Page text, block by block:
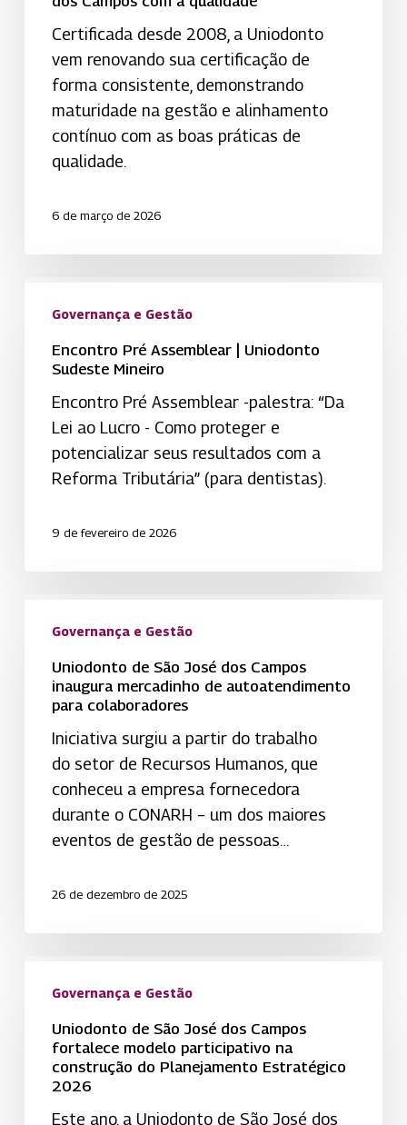
qualidade
Certificada desde 2008, a Uniodonto
vem renovando sua certificação de
forma consistente, demonstrando
maturidade na gestão e alinhamento
contínuo com as boas práticas de
qualidade.
6 de março de 2026
Governança e Gestão
Encontro Pré Assemblear | Uniodonto
Sudeste Mineiro
Encontro Pré Assemblear -palestra: “Da
Lei ao Lucro - Como proteger e
potencializar seus resultados com a
Reforma Tributária” (para dentistas).
9 de fevereiro de 2026
José
Campos
inaugura mercadinho de
autoatendimento
para
colaboradores
Governança e Gestão
Uniodonto de São José dos Campos
inaugura mercadinho de autoatendimento
para colaboradores
Iniciativa surgiu a partir do trabalho
do setor de Recursos Humanos, que
conheceu a empresa fornecedora
durante o CONARH – um dos maiores
eventos de gestão de pessoas…
26 de dezembro de 2025
José
Campos
fortalece
Governança e Gestão
Uniodonto de São José dos Campos
fortalece modelo participativo na
construção do Planejamento Estratégico
2026
Este ano, a Uniodonto de São José dos